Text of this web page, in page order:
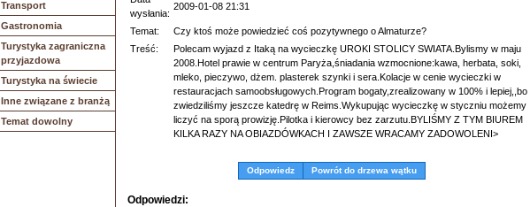
Transport
Gastronomia
Turystyka zagraniczna
przyjazdowa
Turystyka na świecie
Inne związane z branżą
Temat dowolny
wysłania:
2009-01-08 21:31
Temat:
Czy ktoś może powiedzieć coś pozytywnego o Almaturze?
Treść:
Polecam wyjazd z Itaką na wycieczkę UROKI STOLICY SWIATA.Bylismy w maju
2008.Hotel prawie w centrum Paryża,śniadania wzmocnione:kawa, herbata, soki,
mleko, pieczywo, dżem. plasterek szynki i sera.Kolacje w cenie wycieczki w
restauracjach samoobsługowych.Program bogaty,zrealizowany w 100% i lepiej,,bo
zwiedziliśmy jeszcze katedrę w Reims.Wykupując wycieczkę w styczniu możemy
liczyć na sporą prowizję.Pilotka i kierowcy bez zarzutu.BYLIŚMY Z TYM BIUREM
KILKA RAZY NA OBIAZDÓWKACH I ZAWSZE WRACAMY ZADOWOLENI>
Odpowiedz Powrót do drzewa wątku
Odpowiedzi: